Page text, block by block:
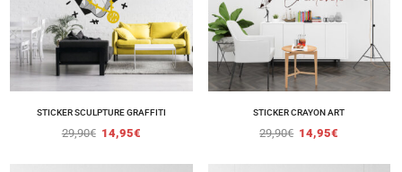
STICKER SCULPTURE GRAFFITI
29,90€ 14,95€
STICKER CRAYON ART
29,90€ 14,95€